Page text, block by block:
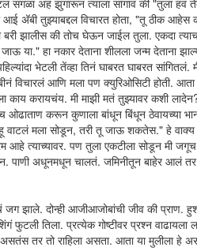
सगळा अहं झुगारून त्याला सांगावं की "तुला हवं
अ‍ॅबी तुझ्याबद्दल विचारत होता, "तू ठीक आहेस
झालीस की तोच घेऊन जाईल तुला. एकदा
या." हा नकार देताना शीलला जन्म देताना
भेटली तेंव्हा तिनं घाबरत घाबरत
विचारलं आणि मला पण क्युरिओसिटी होती. आता
करायचंय. मी माझी मतं तुझ्यावर कशी लादेन?
करून कुणाला बांधून बिंधून ठेवायच्या
वाटलं मला सोडून, तरी तू जाऊ शकतेस." हे
आहे त्याच्यावर. पण तुला एकटीला सोडून मी
पाणी अधूनमधून चालतं. जमिनीतून बाहेर आलं तर
जग झाले. दोन्ही आजीआजोबांची जीव की प्राण.
फुटली तिला. प्रत्येक गोष्टीवर प्रश्न
तर तो राहिला असता. आता या मुलीला हे